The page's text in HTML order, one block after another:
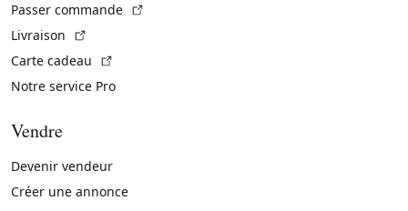
Passer commande
Livraison
Carte cadeau
Notre service Pro
Vendre
Devenir vendeur
Créer une annonce